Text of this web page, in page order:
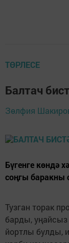
ТӨРЛЕСЕ
Балтач
Зөлфия
Бүгенге көндә
соңгы баракны
Тузган торак
барды, уңайсыз
йортлы булды,